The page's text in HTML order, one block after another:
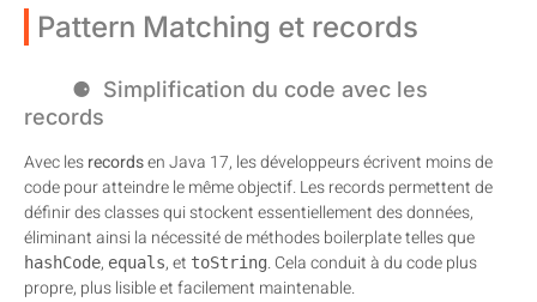
Pattern Matching et records
Simplification du code avec les
records
Avec lesrecordsen Java 17, les développeurs écrivent moins de
code pour atteindre le même objectif. Les records permettent de
définir des classes qui stockent essentiellement des données,
éliminant ainsi la nécessité de méthodes boilerplate telles que
hashCode, equals, et toString. Cela conduit à du code plus
propre, plus lisible et facilement maintenable.